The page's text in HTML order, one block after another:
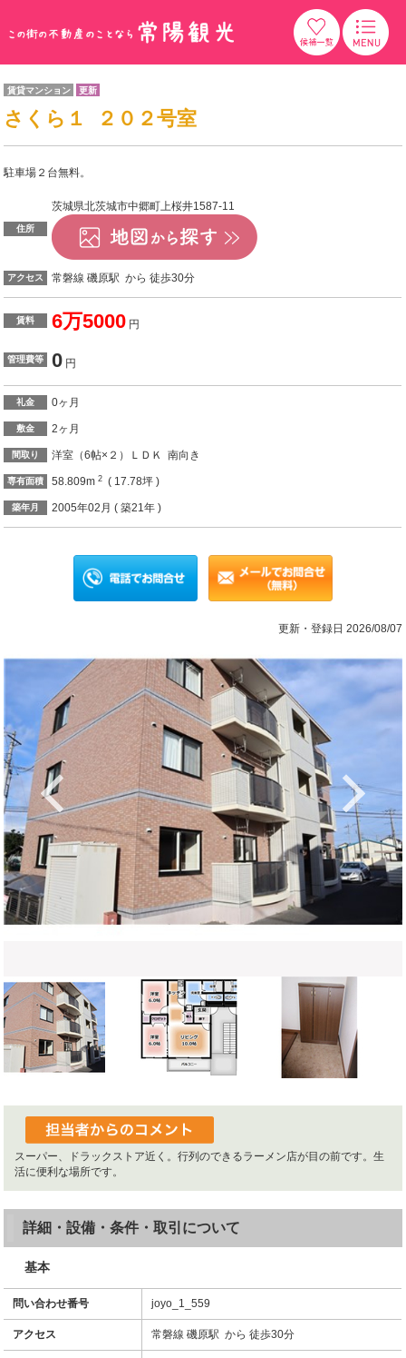
賃貸マンション 更新
さくら１ ２０２号室
駐車場２台無料。
住所
茨城県北茨城市中郷町上桜井1587-11
アクセス 常磐線 磯原駅 から 徒歩30分
賃料 6万5000 円
管理費等 0 円
礼金 0ヶ月
敷金 2ヶ月
間取り 洋室（6帖×２）ＬＤＫ 南向き
専有面積 58.809m2 ( 17.78坪 )
築年月 2005年02月 ( 築21年 )
更新・登録日 2026/08/07
Previous
スーパー、ドラックストア近く。行列のできるラーメン店が目の前です。生
活に便利な場所です。
詳細・設備・条件・取引について
基本
問い合わせ番号 joyo_1_559
アクセス 常磐線 磯原駅 から 徒歩30分